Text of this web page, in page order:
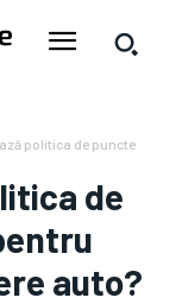
politica de puncte
de
auto?